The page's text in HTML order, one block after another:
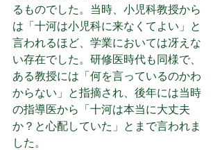
るものでした。当時、小児科教授から
は「十河は小児科に来なくてよい」と
言われるほど、学業においては冴えな
い存在でした。研修医時代も同様で、
ある教授には「何を言っているのかわ
からない」と指摘され、後年には当時
の指導医から「十河は本当に大丈夫
か？と心配していた」とまで言われま
した。